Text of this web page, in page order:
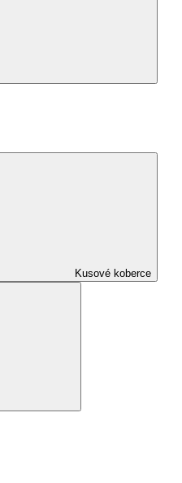
Kusové koberce